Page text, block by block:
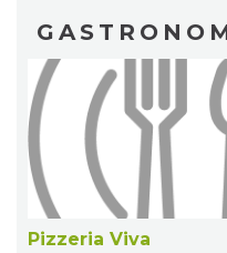
Pizzeria Viva